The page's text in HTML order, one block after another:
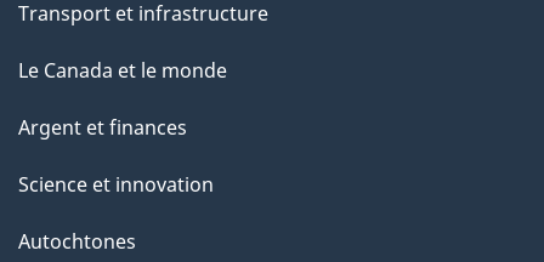
Transport et infrastructure
Le Canada et le monde
Argent et finances
Science et innovation
Autochtones